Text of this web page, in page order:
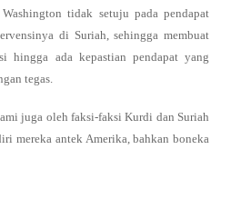
tidak setuju pada pendapat
di Suriah, sehingga membuat
hingga ada kepastian pendapat yang
tegas.
juga oleh faksi-faksi Kurdi dan Suriah
mereka antek Amerika, bahkan boneka